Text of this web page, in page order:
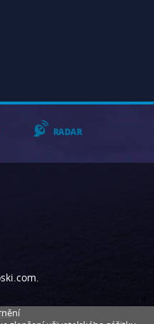
RADAR
.
.